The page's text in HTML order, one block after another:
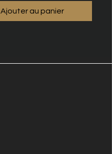
Ajouter au panier